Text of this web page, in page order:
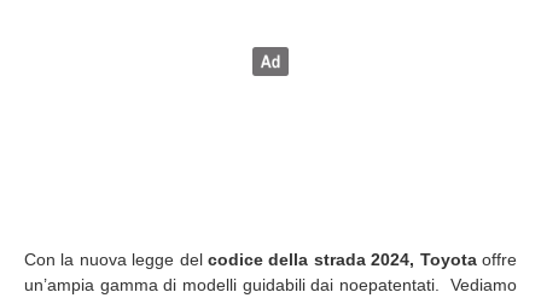
Con la nuova legge del codice della strada 2024, Toyotaoffre
un’ampia gamma di modelli guidabili dai noepatentati. Vediamo